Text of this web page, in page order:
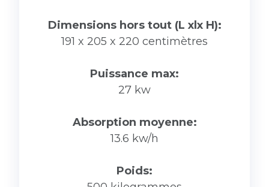
Dimensions hors tout (L xlx H):
191 x 205 x 220 centimètres
Puissance max:
27 kw
Absorption moyenne:
13.6 kw/h
Poids: